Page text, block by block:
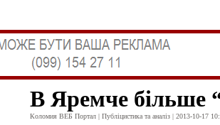
В Яремче більше
Коломия ВЕБ Портал | Публіцистика та аналіз | 2013-10-17